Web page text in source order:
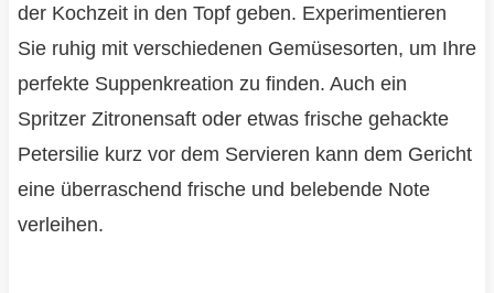
der Kochzeit in den Topf geben. Experimentieren
Sie ruhig mit verschiedenen Gemüsesorten, um Ihre
perfekte Suppenkreation zu finden. Auch ein
Spritzer Zitronensaft oder etwas frische gehackte
Petersilie kurz vor dem Servieren kann dem Gericht
eine überraschend frische und belebende Note
verleihen.